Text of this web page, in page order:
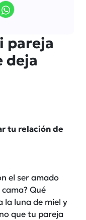
pareja
deja
tu relación de
el ser amado
Qué
la luna de miel y
que tu pareja